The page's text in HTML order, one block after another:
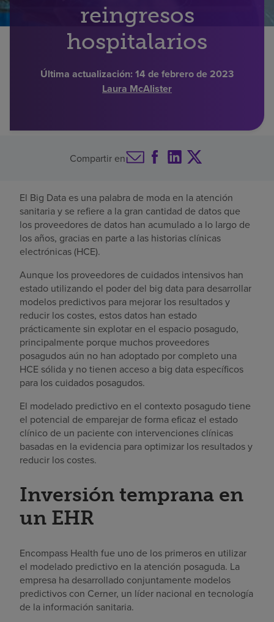
Buscar un centro
Inversores
reingresos
hospitalarios
Última actualización: 14 de febrero de 2023
Laura McAlister
Compartir en
El Big Data es una palabra de moda en la atención
sanitaria y se refiere a la gran cantidad de datos que
los proveedores de datos han acumulado a lo largo de
los años, gracias en parte a las historias clínicas
electrónicas (HCE).
Aunque los proveedores de cuidados intensivos han
estado utilizando el poder del big data para desarrollar
modelos predictivos para mejorar los resultados y
reducir los costes, estos datos han estado
prácticamente sin explotar en el espacio posagudo,
principalmente porque muchos proveedores
posagudos aún no han adoptado por completo una
HCE sólida y no tienen acceso a big data específicos
para los cuidados posagudos.
El modelado predictivo en el contexto posagudo tiene
el potencial de emparejar de forma eficaz el estado
clínico de un paciente con intervenciones clínicas
basadas en la evidencia para optimizar los resultados y
reducir los costes.
Inversión temprana en
un EHR
Encompass Health fue uno de los primeros en utilizar
el modelado predictivo en la atención posaguda. La
empresa ha desarrollado conjuntamente modelos
predictivos con Cerner, un líder nacional en tecnología
de la información sanitaria.